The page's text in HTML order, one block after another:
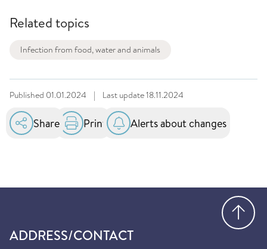
Related topics
Infection from food, water and animals
Published 01.01.2024 | Last update18.11.2024
Share Print Alerts about changes
ADDRESS/CONTACT